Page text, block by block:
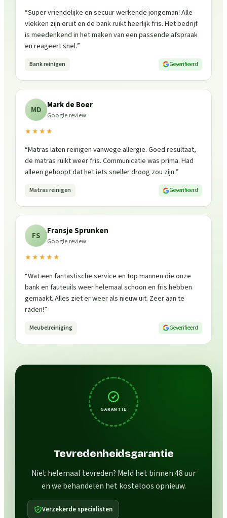
“Super vriendelijke en secuur werkende jongeman! Alle
vlekken zijn eruit en de bank ruikt heerlijk fris. Het bedrijf
is meedenkend in het maken van een passende afspraak
en reageert snel.”
Bank reinigen Geverifieerd
MD Mark de Boer
Google review
★★★★
“Matras laten reinigen vanwege allergie. Goed resultaat,
de matras ruikt weer fris. Communicatie was prima. Had
alleen gehoopt dat het iets sneller droog zou zijn.”
Matras reinigen Geverifieerd
FS Fransje Sprunken
Google review
★★★★★
“Wat een fantastische service en top mannen die onze
bank en fauteuils weer helemaal schoon en fris hebben
gemaakt. Alles ziet er weer als nieuw uit. Zeer aan te
raden!”
Meubelreiniging Geverifieerd
GARANTIE
Tevredenheidsgarantie
Niet helemaal tevreden? Meld het binnen 48 uur
en we behandelen het kosteloos opnieuw.
Verzekerde specialisten